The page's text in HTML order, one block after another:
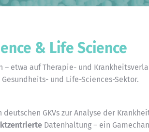
& Life Science
– etwa auf Therapie- und
und Life-Sciences-Sektor.
GKVs zur Analyse der
Datenhaltung – ein